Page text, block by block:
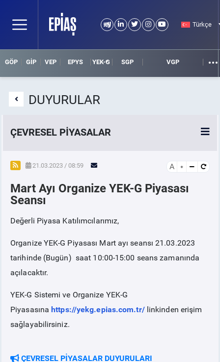
Türkçe
GÖP GİP VEP EPYS YEK-G SGP VGP
DUYURULAR
ÇEVRESEL PİYASALAR
YEK-G Piyasası
YEK-G Nedir?
21.03.2023 / 08:59 A
Mart Ayı Organize YEK-G Piyasası
Seansı
Değerli Piyasa Katılımcılarımız,
Organize YEK-G Piyasası Mart ayı seansı 21.03.2023
tarihinde (Bugün) saat 10:00-15:00 seans zamanında
açılacaktır.
YEK-G Sistemi ve Organize YEK-G
Piyasasınahttps://yekg.epias.com.tr/linkinden erişim
sağlayabilirsiniz.
ÇEVRESEL PİYASALAR DUYURULARI